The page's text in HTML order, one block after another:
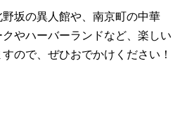
坂の異人館や、南京町の中華
やハーバーランドなど、楽しい
ので、ぜひおでかけください！